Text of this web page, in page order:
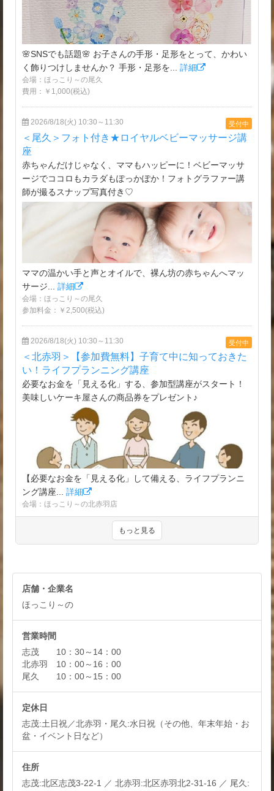
店舗・企業名
ほっこり～の
営業時間
志茂 10：30～14：00
北赤羽 10：00～16：00
尾久 10：00～15：00
定休日
志茂:土日祝／北赤羽・尾久:水日祝（その他、年末年始・お
盆・イベント日など）
住所
志茂:北区志茂3-22-1 ／ 北赤羽:北区赤羽北2-31-16 ／ 尾久: